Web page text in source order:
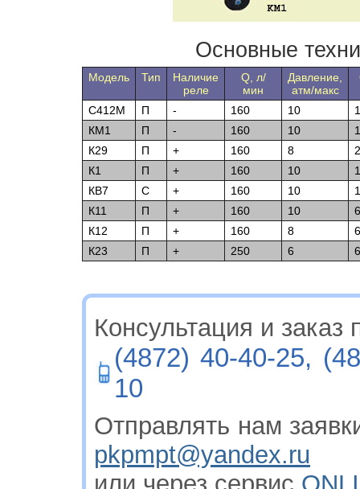
Основные
Модель Тип
Наличие
реле
Q, л/
мин
Давление,
атм/макс
С412М П - 160 10
КM1
П - 160 10
К29
П + 160 8
К1
П + 160 10
КВ7
С + 160 10
К11
П + 160 10
К12
П + 160 8
К23
П + 250 6
Консультация и заказ
(4872) 40-40-25,
10
Отправлять нам
pkpmpt@yandex.ru